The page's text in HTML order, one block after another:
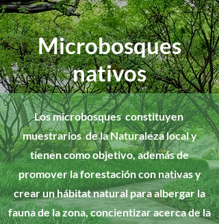
Microbosques
nativos
Los microbosques constituyen
muestrarios de la Naturaleza local y
tienen como objetivo, además de
promover la forestación con nativas y
crear un hábitat natural para albergar la
fauna de la zona, concientizar acerca de la